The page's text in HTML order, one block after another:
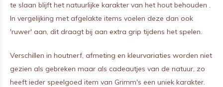
te slaan blijft het natuurlijke karakter van het hout behouden .
In vergelijking met afgelakte items voelen deze dan ook
'ruwer' aan, dit draagt bij aan extra grip tijdens het spelen.
Verschillen in houtnerf, afmeting en kleurvariaties worden niet
gezien als gebreken maar als cadeautjes van de natuur, zo
heeft ieder speelgoed item van Grimm's een uniek karakter.